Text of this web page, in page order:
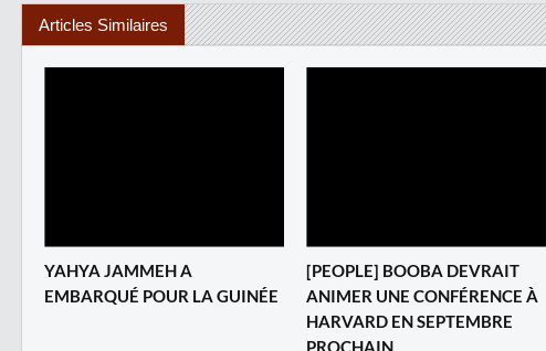
Articles Similaires
YAHYA JAMMEH A
EMBARQUÉ POUR LA GUINÉE
[PEOPLE] BOOBA DEVRAIT
ANIMER UNE CONFÉRENCE À
HARVARD EN SEPTEMBRE
PROCHAIN